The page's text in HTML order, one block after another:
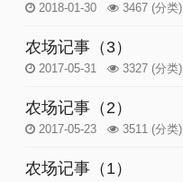
2018-01-30 3467 (分类)
农场记事（3）
2017-05-31 3327 (分类)
农场记事（2）
2017-05-23 3511 (分类)
农场记事（1）